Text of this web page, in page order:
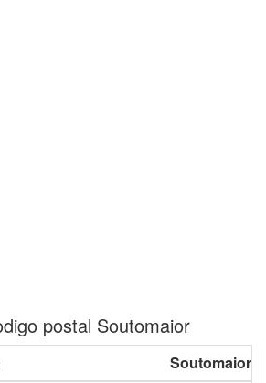
postal Soutomaior
Soutomaior